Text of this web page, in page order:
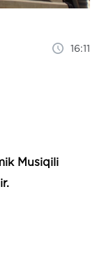
16:11
Musiqili